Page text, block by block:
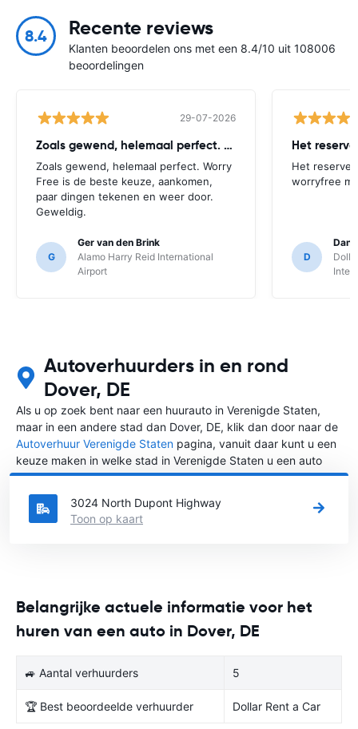
8.4 Recente reviews
Klanten beoordelen ons met een 8.4/10 uit 108006
beoordelingen
29-07-2026
Zoals gewend, helemaal perfect. Worry
Zoals gewend, helemaal perfect. Worry
Free is de beste keuze, aankomen,
paar dingen tekenen en weer door.
Geweldig.
G
Ger van den Brink
Alamo Harry Reid International
Airport
Het
Het
worryfree
D
Autoverhuurders in en rond
Dover, DE
Als u op zoek bent naar een huurauto in Verenigde Staten,
maar in een andere stad dan Dover, DE, klik dan door naar de
Autoverhuur Verenigde Staten pagina, vanuit daar kunt u een
keuze maken in welke stad in Verenigde Staten u een auto
huren wilt.
3024 North Dupont Highway
Toon op kaart
Belangrijke actuele informatie voor het
huren van een auto in Dover, DE
🚙 Aantal verhuurders 5
🏆 Best beoordeelde verhuurder Dollar Rent a Car